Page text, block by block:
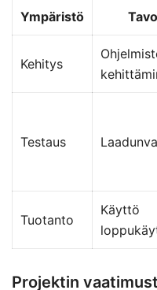
Ympäristö
Kehitys
Testaus
Tuotanto
Käyttö
Projektin